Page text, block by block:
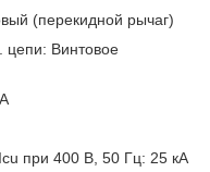
(перекидной рычаг)
цепи: Винтовое
при 400 В, 50 Гц: 25 кА